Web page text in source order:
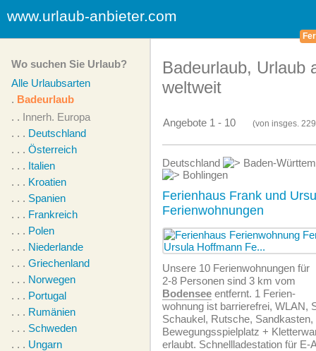
www.urlaub-anbieter.com
Wo suchen Sie Urlaub?
Alle Urlaubsarten
. Badeurlaub
. . Innerh. Europa
. . . Deutschland
. . . Österreich
. . . Italien
. . . Kroatien
. . . Spanien
. . . Frankreich
. . . Polen
. . . Niederlande
. . . Griechenland
. . . Norwegen
. . . Portugal
. . . Rumänien
. . . Schweden
. . . Ungarn
Badeurlaub, Urlaub
weltweit
Angebote 1 - 10 (von insges.
Deutschland
Baden-
Bohlingen
Ferienhaus Frank und
Ferienwohnungen
Unsere 10 Ferien­wohnungen für
2-8 Personen sind 3 km vom
Bodensee entfernt. 1 Ferien­
wohnung ist barrierefrei, WLAN,
Schaukel, Rutsche, Sandkasten,
Bewegungsspielplatz +
erlaubt. Schnellladestation für E-